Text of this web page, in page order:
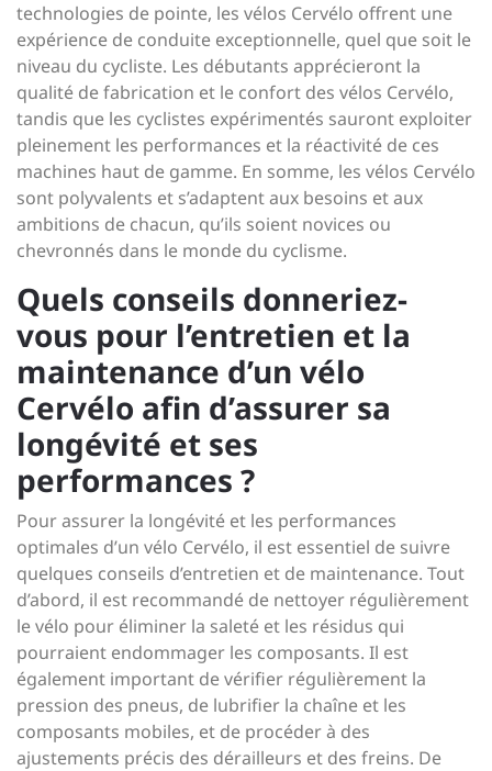
technologies de pointe, les vélos Cervélo offrent une
expérience de conduite exceptionnelle, quel que soit le
niveau du cycliste. Les débutants apprécieront la
qualité de fabrication et le confort des vélos Cervélo,
tandis que les cyclistes expérimentés sauront exploiter
pleinement les performances et la réactivité de ces
machines haut de gamme. En somme, les vélos Cervélo
sont polyvalents et s’adaptent aux besoins et aux
ambitions de chacun, qu’ils soient novices ou
chevronnés dans le monde du cyclisme.
Quels conseils donneriez-
vous pour l’entretien et la
maintenance d’un vélo
Cervélo afin d’assurer sa
longévité et ses
performances ?
Pour assurer la longévité et les performances
optimales d’un vélo Cervélo, il est essentiel de suivre
quelques conseils d’entretien et de maintenance. Tout
d’abord, il est recommandé de nettoyer régulièrement
le vélo pour éliminer la saleté et les résidus qui
pourraient endommager les composants. Il est
également important de vérifier régulièrement la
pression des pneus, de lubrifier la chaîne et les
composants mobiles, et de procéder à des
ajustements précis des dérailleurs et des freins. De